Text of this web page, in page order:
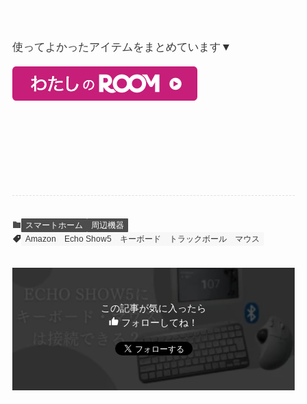
使ってよかったアイテムをまとめています▼
スマートホーム
周辺機器
Amazon
Echo Show5 キーボード トラックボール マウス
この記事が気に入ったら
フォローしてね！